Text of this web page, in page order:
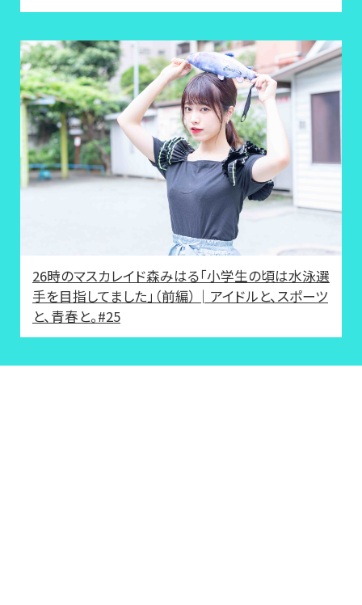
26時のマスカレイド森みはる「小学生の頃は水泳選
手を目指してました」（前編）│アイドルと、スポーツ
と、青春と。#25